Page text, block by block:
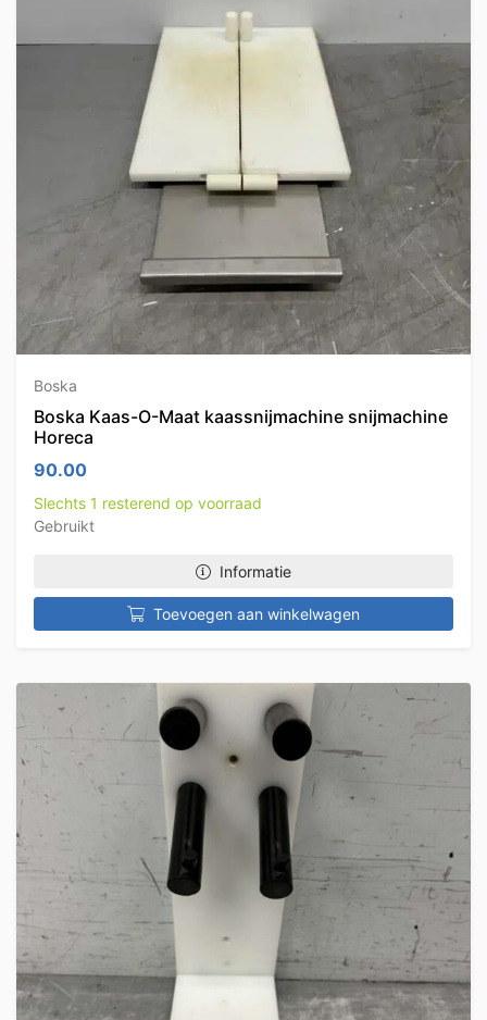
Boska
Boska Kaas-O-Maat kaassnijmachine snijmachine
Horeca
90.00
Slechts 1 resterend op voorraad
Gebruikt
Informatie
Toevoegen aan winkelwagen